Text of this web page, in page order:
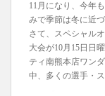
11月になり、今年
みで季節は冬に近
さて、スペシャル
大会が10月15日日
ティ南熊本店ワン
中、多くの選手・